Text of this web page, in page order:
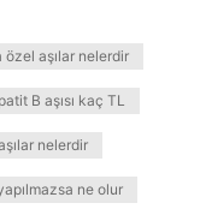
aşılar nelerdir
B aşısı kaç TL
nelerdir
ne olur